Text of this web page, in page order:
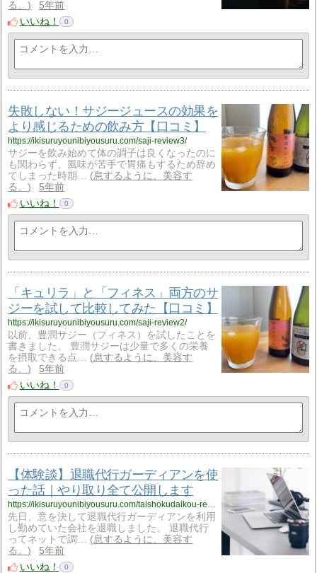
る。
5年前
いいね！
0
失敗しない！サジージュースの効果を
より感じるための飲み方【口コミ】
https://ikisuruyounibiyousuru.com/saji-review3/
サジーを飲み始めて体の調子は良くなったのに
も関わらず、風味が苦手で胃痛もするため辞め
てしまった時期…
息するように、美容す
る。
5年前
いいね！
0
「キュリラ」と「フィネス」両方のサ
ジーを試して比較してみた【口コミ】
https://ikisuruyounibiyousuru.com/saji-review2/
以前、豊潤サジー（フィネス）を試したことを
書きました。 豊潤サジーは少量で多くの栄養
を摂取できる点…
息するように、美容す
る。
5年前
いいね！
0
【体験談】退職代行ガーディアンを使
った話｜やり取り全て公開します
先日、意を決して退職代行ガーディアンを利用
し勤めていた会社を退職しました。 退職代行
ってネットで調…
息するように、美容す
る。
5年前
いいね！
0